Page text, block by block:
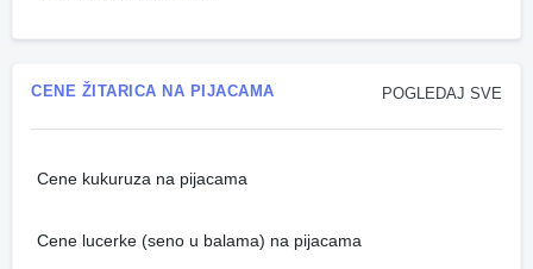
POGLEDAJ SVE
CENE ŽITARICA NA PIJACAMA
Cene kukuruza na pijacama
Cene lucerke (seno u balama) na pijacama